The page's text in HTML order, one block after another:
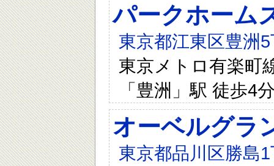
パークホーム
東京都江東区豊洲
東京メトロ有楽町
「豊洲」駅 徒歩4
オーベルグラ
東京都品川区勝島